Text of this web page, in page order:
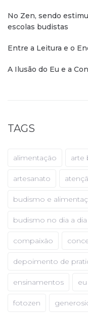
No Zen, sendo
escolas budistas
Entre a Leitura e o
A Ilusão do Eu e a
TAGS
alimentação arte
artesanato
budismo e
budismo no dia a dia
compaixão
depoimento de
ensinamentos eu
fotozen